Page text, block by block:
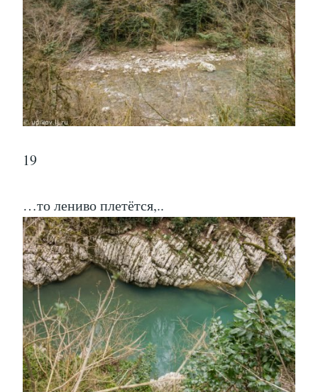
19
…то лениво плетётся,..